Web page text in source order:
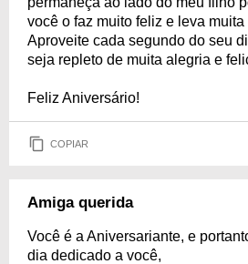
você o faz muito feliz e leva
Aproveite cada segundo do seu
seja repleto de muita alegria e
Feliz Aniversário!
COPIAR
Amiga querida
Você é a Aniversariante, e
dia dedicado a você,